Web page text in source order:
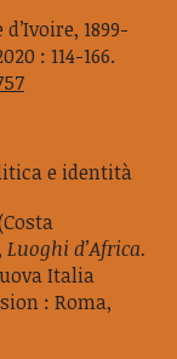
1899-
: 114-166.
e identità
Luoghi d’Africa.
Italia
: Roma,